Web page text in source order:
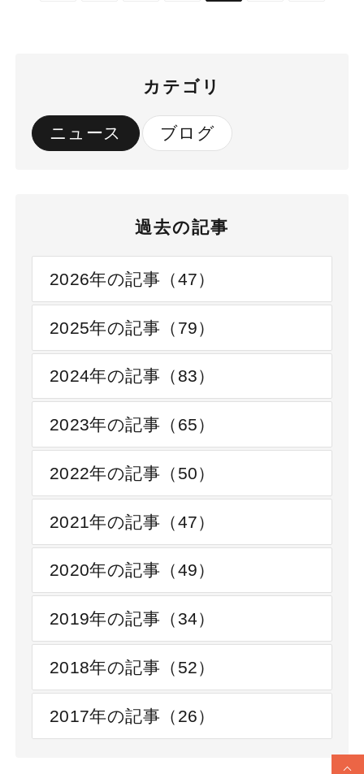
カテゴリ
ニュース ブログ
過去の記事
2026年の記事（47）
2025年の記事（79）
2024年の記事（83）
2023年の記事（65）
2022年の記事（50）
2021年の記事（47）
2020年の記事（49）
2019年の記事（34）
2018年の記事（52）
2017年の記事（26）